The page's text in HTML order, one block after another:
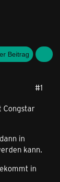
Beitrag
#1
Congstar
in
kann.
in